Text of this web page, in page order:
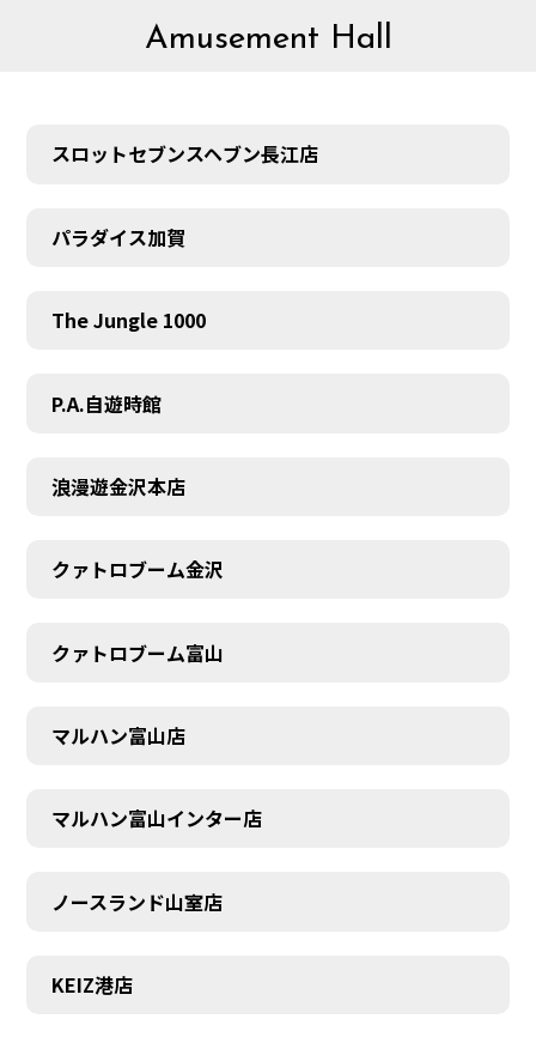
Amusement Hall
スロットセブンスヘブン長江店
パラダイス加賀
The Jungle 1000
P.A.自遊時館
浪漫遊金沢本店
クァトロブーム金沢
クァトロブーム富山
マルハン富山店
マルハン富山インター店
ノースランド山室店
KEIZ港店